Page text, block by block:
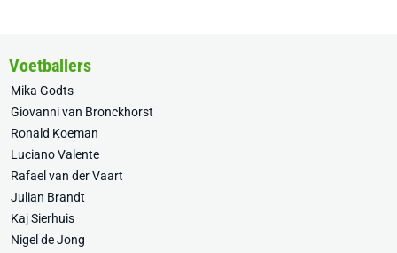
Voetballers
Mika Godts
Giovanni van Bronckhorst
Ronald Koeman
Luciano Valente
Rafael van der Vaart
Julian Brandt
Kaj Sierhuis
Nigel de Jong